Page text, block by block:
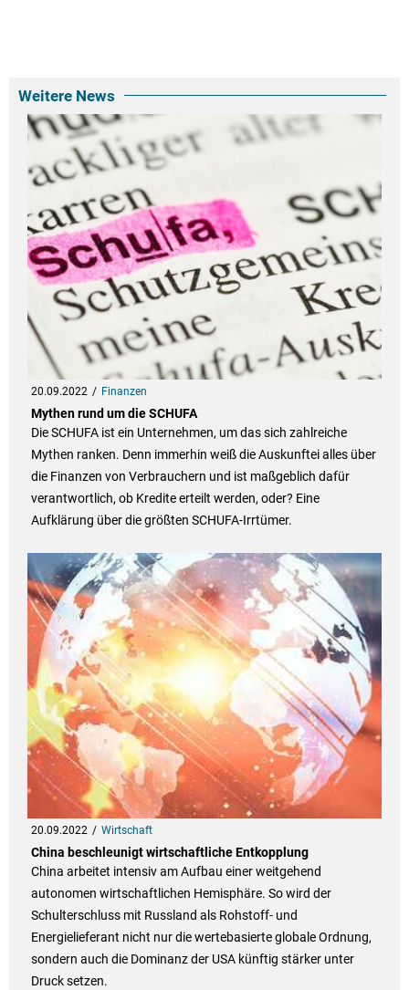
Weitere News
20.09.2022 Finanzen
Mythen rund um die SCHUFA
Die SCHUFA ist ein Unternehmen, um das sich zahlreiche
Mythen ranken. Denn immerhin weiß die Auskunftei alles über
die Finanzen von Verbrauchern und ist maßgeblich dafür
verantwortlich, ob Kredite erteilt werden, oder? Eine
Aufklärung über die größten SCHUFA-Irrtümer.
20.09.2022 Wirtschaft
China beschleunigt wirtschaftliche Entkopplung
China arbeitet intensiv am Aufbau einer weitgehend
autonomen wirtschaftlichen Hemisphäre. So wird der
Schulterschluss mit Russland als Rohstoff- und
Energielieferant nicht nur die wertebasierte globale Ordnung,
sondern auch die Dominanz der USA künftig stärker unter
Druck setzen.